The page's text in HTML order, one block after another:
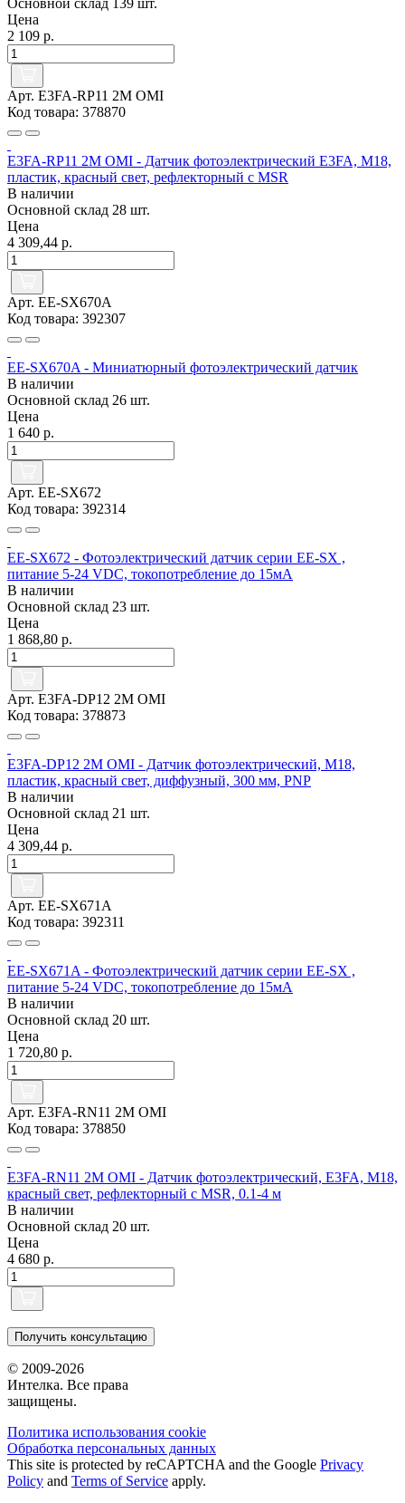
Основной склад
139 шт.
Цена
2 109 р.
Арт. E3FA-RP11 2M OMI
Код товара: 378870
E3FA-RP11 2M OMI - Датчик фотоэлектрический E3FA, M18,
пластик, красный свет, рефлекторный с MSR
В наличии
Основной склад 28 шт.
Цена
4 309,44 р.
Арт. EE-SX670A
Код товара: 392307
EE-SX670A - Миниатюрный фотоэлектрический датчик
В наличии
Основной склад 26 шт.
Цена
1 640 р.
Арт. EE-SX672
Код товара: 392314
EE-SX672 - Фотоэлектрический датчик серии EE-SX ,
питание 5-24 VDC, токопотребление до 15мА
В наличии
Основной склад 23 шт.
Цена
1 868,80 р.
Арт. E3FA-DP12 2M OMI
Код товара: 378873
E3FA-DP12 2M OMI - Датчик фотоэлектрический, M18,
пластик, красный свет, диффузный, 300 мм, PNP
В наличии
Основной склад 21 шт.
Цена
4 309,44 р.
Арт. EE-SX671A
Код товара: 392311
EE-SX671A - Фотоэлектрический датчик серии EE-SX ,
питание 5-24 VDC, токопотребление до 15мА
В наличии
Основной склад 20 шт.
Цена
1 720,80 р.
Арт. E3FA-RN11 2M OMI
Код товара: 378850
E3FA-RN11 2M OMI - Датчик фотоэлектрический, E3FA, M18,
красный свет, рефлекторный с MSR, 0.1-4 м
В наличии
Основной склад 20 шт.
Цена
4 680 р.
Получить консультацию
© 2009-2026
Интелка. Все права
защищены.
Политика использования сookie
Обработка персональных данных
This site is protected by reCAPTCHA and the Google Privacy
Policy and Terms of Service apply.